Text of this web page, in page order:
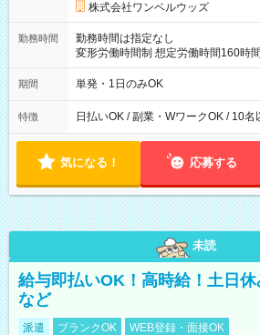
株式会社ワンベルウッズ
勤務時間
勤務時間は指定なし
変形労働時間制 想定労働時間160時間/月 【シフト例】 12
～22：00
期間 単発・1日のみOK
特徴 日払いOK / 副業・WワークOK / 10
気になる！ 応募する
未読
給与即払いOK！高時給！土日
など
派遣 ブランクOK WEB登録・面接OK